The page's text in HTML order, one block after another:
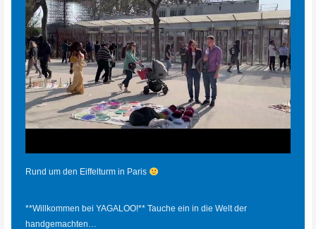
Rund um den Eiffelturm in Paris
**Willkommen bei YAGALOO!** Tauche ein in die Welt der
handgemachten…